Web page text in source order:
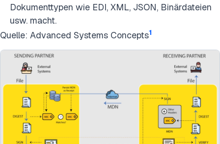
Dokumenttypen wie EDI, XML, JSON, Binärdateien
usw. macht.
Quelle: Advanced Systems Concepts1